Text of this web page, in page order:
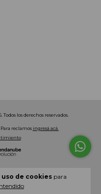
uso de cookies para
los derechos reservados.
reclamos ingresá acá.